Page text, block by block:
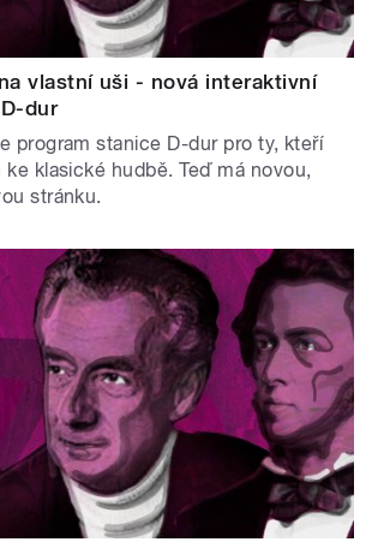
vlastní uši - nová interaktivní
dur
program stanice D-dur pro ty, kteří
klasické hudbě. Teď má novou,
stránku.